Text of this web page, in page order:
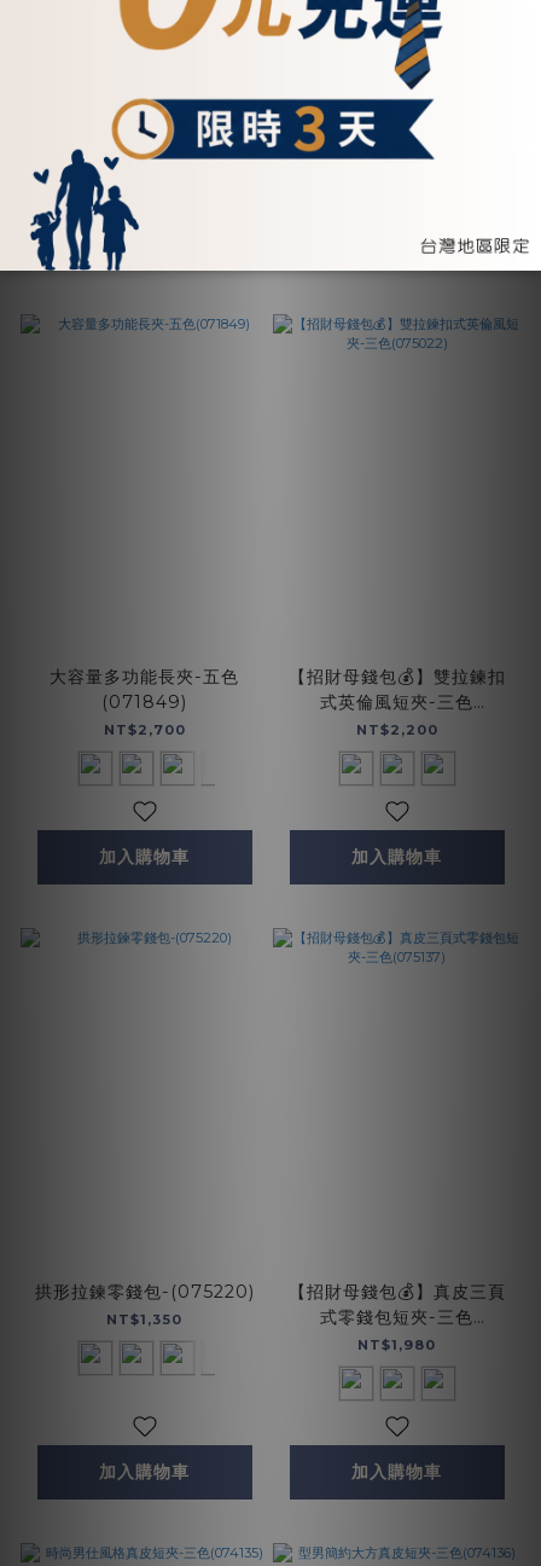
NT$1,980
加入購物車
扣式小枕頭零錢包-
(075222)
NT$1,200
加入購物車
大容量多功能長夾-五色
(071849)
NT$2,700
加入購物車
【招財母錢包💰】雙拉鍊扣
式英倫風短夾-三色
(075022)
NT$2,200
加入購物車
拱形拉鍊零錢包-(075220)
NT$1,350
加入購物車
【招財母錢包💰】真皮三頁
式零錢包短夾-三色
(075137)
NT$1,980
加入購物車